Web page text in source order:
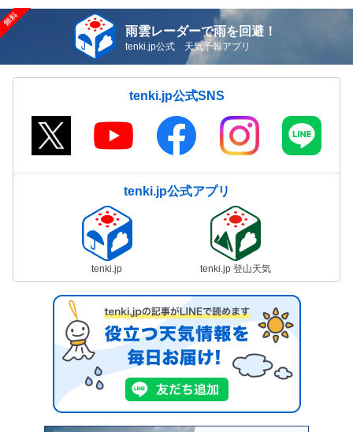
雨雲レーダーで雨を回避！
tenki.jp公式 天気予報アプリ
tenki.jp公式SNS
tenki.jp公式アプリ
tenki.jp tenki.jp 登山天気